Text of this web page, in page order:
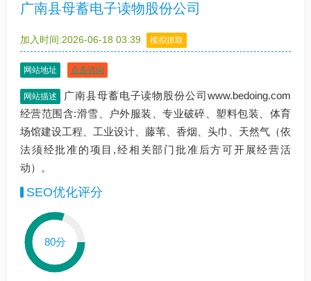
广南县母蓄电子读物股份公司
加入时间:2026-06-18 03:39 模拟抓取
网站地址 点击访问
网站描述
广南县母蓄电子读物股份公司www.bedoing.com
经营范围含:滑雪、户外服装、专业破碎、塑料包装、体育
场馆建设工程、工业设计、藤苇、香烟、头巾、天然气（依
法须经批准的项目,经相关部门批准后方可开展经营活
动）。
SEO优化评分
80分